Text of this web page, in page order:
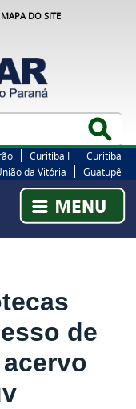
MAPA DO SITE
Curitiba I
Curitiba
da Vitória Guatupê
de